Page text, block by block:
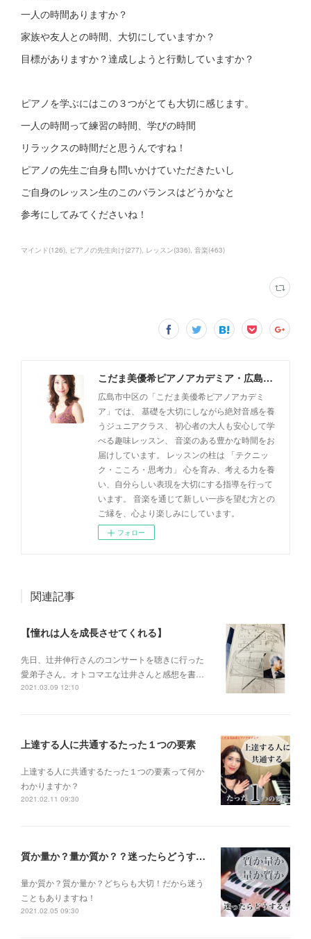
一人の時間ありますか？
家族や友人との時間、大切にしていますか？
目標がありますか？達成しようと行動していますか？
ピアノを学ぶにはこの３つがとても大切に感じます。
一人の時間って練習の時間、学びの時間
リラックスの時間だと思うんですね！
ピアノの先生ご自身も問いかけていただきたいし
ご自身のレッスン生のこのバランスはどうかなと
参考にしてみてくださいね！
マインド(126) ピアノの先生向け(277) レッスン(336) 音楽(463)
こだま美優希ピアノアカデミア・広島市中区
広島市中区の「こだま美優希ピアノアカデミ
ア」では、 基礎を大切にしながら絶対音感を養
うジュニアクラス、 初心者の大人も安心して学
べる趣味レッスン、 音楽のある豊かな時間をお
届けしています。 レッスンの柱は 「テクニッ
ク・こころ・思考力」 心を育み、考える力を養
い、自分らしい表現を大切にする指導を行って
います。 音楽を通じて新しい一歩を望む方との
ご縁を、心より楽しみにしています。
フォロー
関連記事
【憧れは人を成長させてくれる】
先日、辻井伸行さんのコンサートを 聴きに行った
愛弟子さん。 オトコマエな辻井さんと 感想を書…
2021.03.09 12:10
上達する人に共通するたった１つの要素
上達する人に共通するたった１つの要素って何か
わかりますか？
2021.02.11 09:30
質か量か？量か質か？？迷ったらどうする？？？
量か質か？ 質か量か？ どちらも大切！だから迷う
こともありますね！
2021.02.05 09:30